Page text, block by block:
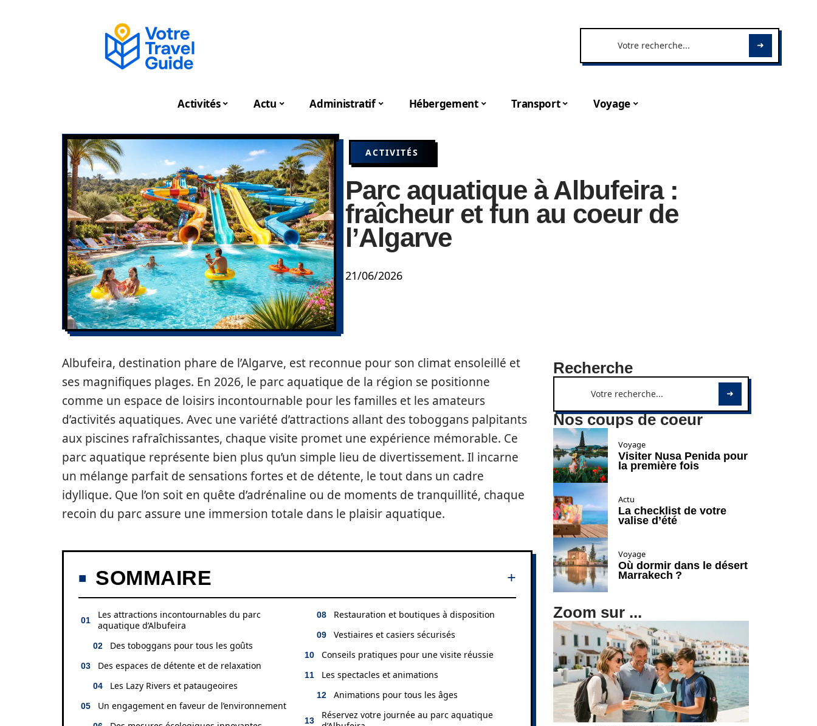
Activités Actu Administratif Hébergement Transport Voyage
ACTIVITÉS
Parc aquatique à Albufeira :
fraîcheur et fun au coeur de
l’Algarve
21/06/2026
Albufeira, destination phare de l’Algarve, est reconnue pour son climat ensoleillé et
ses magnifiques plages. En 2026, le parc aquatique de la région se positionne
comme un espace de loisirs incontournable pour les familles et les amateurs
d’activités aquatiques. Avec une variété d’attractions allant des toboggans palpitants
aux piscines rafraîchissantes, chaque visite promet une expérience mémorable. Ce
parc aquatique représente bien plus qu’un simple lieu de divertissement. Il incarne
un mélange parfait de sensations fortes et de détente, le tout dans un cadre
idyllique. Que l’on soit en quête d’adrénaline ou de moments de tranquillité, chaque
recoin du parc assure une immersion totale dans le plaisir aquatique.
SOMMAIRE
Les attractions incontournables du parc
aquatique d’Albufeira
Des toboggans pour tous les goûts
Des espaces de détente et de relaxation
Les Lazy Rivers et pataugeoires
Un engagement en faveur de l’environnement
Restauration et boutiques à disposition
Vestiaires et casiers sécurisés
Conseils pratiques pour une visite réussie
Les spectacles et animations
Animations pour tous les âges
Réservez votre journée au parc aquatique
Recherche
Nos coups de coeur
Voyage
Visiter Nusa Penida pour
la première fois
Actu
La checklist de votre
valise d’été
Voyage
Où dormir dans le désert
Marrakech ?
Zoom sur ...